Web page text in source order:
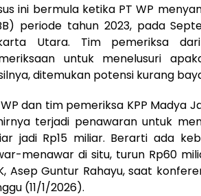
ini bermula ketika PT WP
periode tahun 2023, pada
Utara. Tim pemeriksa
untuk menelusuri
ditemukan potensi kurang
dan tim pemeriksa KPP Madya
terjadi penawaran untuk
jadi Rp15 miliar. Berarti ada
menawar di situ, turun Rp60
Asep Guntur Rahayu, saat
(11/1/2026).